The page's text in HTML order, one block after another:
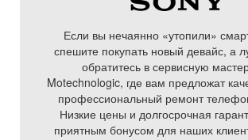
Если вы нечаянно «утопили»
спешите покупать новый девайс, а
обратитесь в сервисную
Motechnologic, где вам предложат
профессиональный ремонт
Низкие цены и долгосрочная
приятным бонусом для наших